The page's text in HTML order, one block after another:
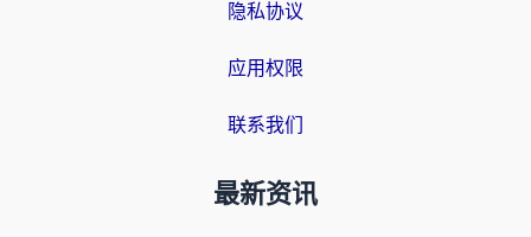
隐私协议
应用权限
联系我们
最新资讯